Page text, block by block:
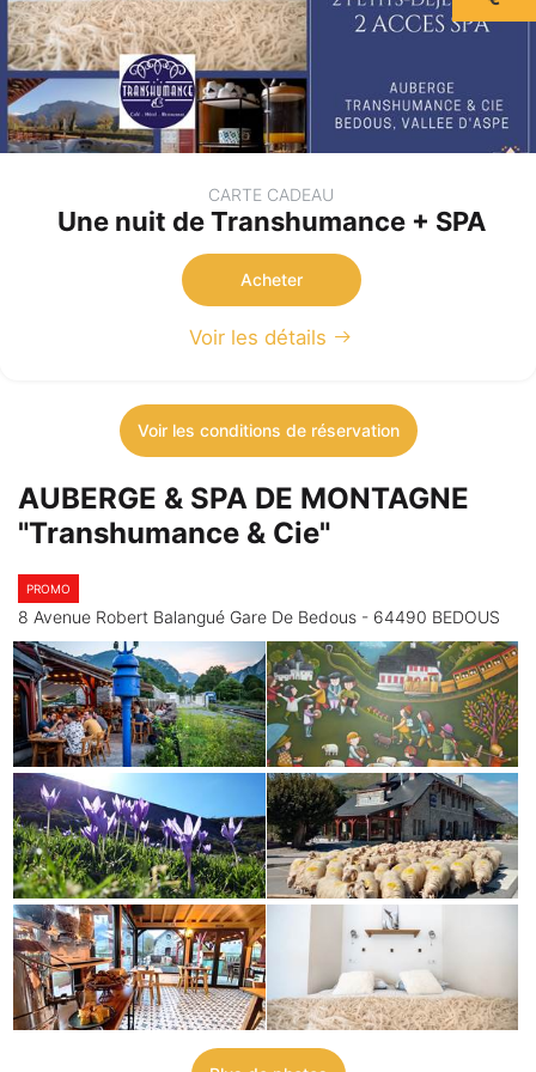
CARTE CADEAU
Une nuit de Transhumance + SPA
Acheter
Voir les détails
Voir les conditions de réservation
AUBERGE & SPA DE MONTAGNE
"Transhumance & Cie"
PROMO
8 Avenue Robert Balangué Gare De Bedous - 64490 BEDOUS